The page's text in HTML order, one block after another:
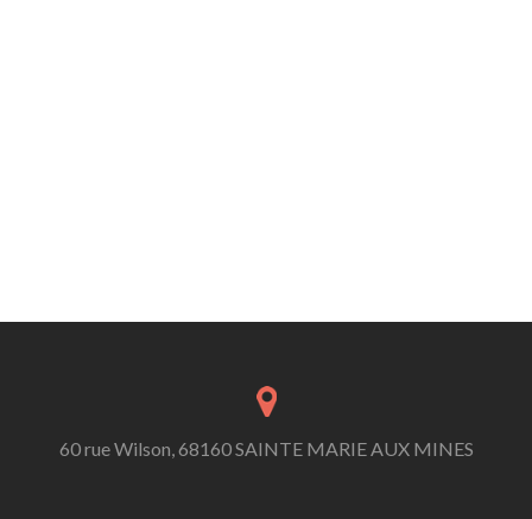
60 rue Wilson, 68160 SAINTE MARIE AUX MINES